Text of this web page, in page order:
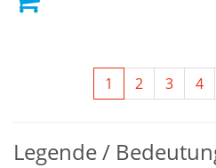
1 2 3 4
Legende /